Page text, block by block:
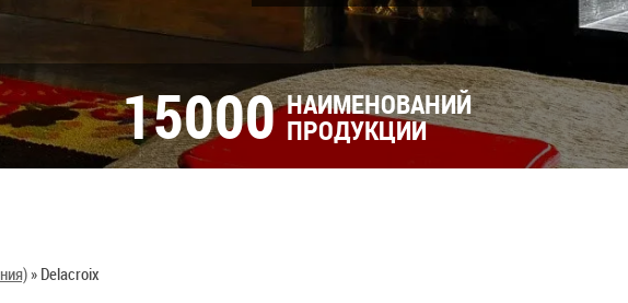
15000 НАИМЕНОВАНИЙ
ПРОДУКЦИИ
» Delacroix